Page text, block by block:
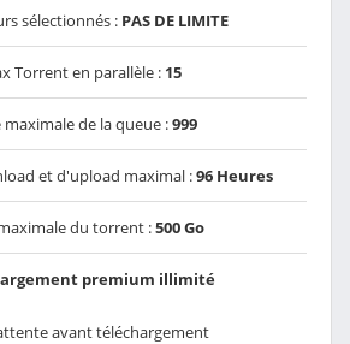
sélectionnés : PAS DE LIMITE
Torrent en parallèle : 15
maximale de la queue :999
et d'upload maximal :96 Heures
du torrent :500 Go
premium illimité
avant téléchargement